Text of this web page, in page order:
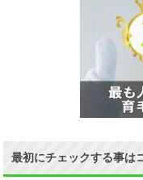
最初にチェックする事は